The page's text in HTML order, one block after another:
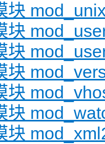
块
块
块
块
块
块
块